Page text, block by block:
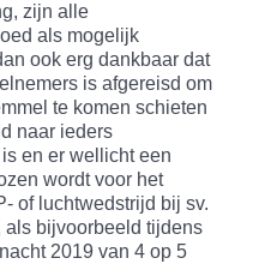
zijn alle
als mogelijk
ook erg dankbaar dat
is afgereisd om
te komen schieten
naar ieders
en er wellicht een
wordt voor het
of luchtwedstrijd bij sv.
als bijvoorbeeld tijdens
2019 van 4 op 5